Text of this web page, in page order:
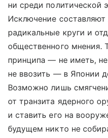
ни среди политической
Исключение
радикальные круги и
общественного мнения.
принципа — не иметь,
не ввозить — в Японии
Возможно лишь
от транзита ядерного
и ставить его на
будущем никто не